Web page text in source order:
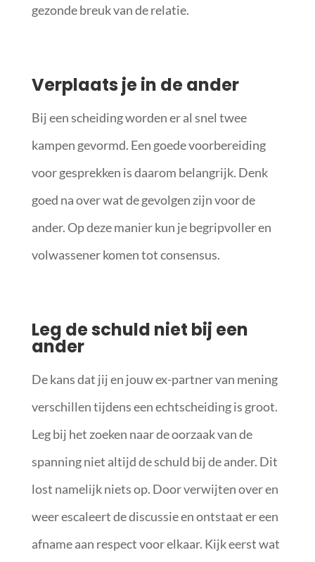
gezonde breuk van de relatie.
Verplaats je in de ander
Bij een scheiding worden er al snel twee
kampen gevormd. Een goede voorbereiding
voor gesprekken is daarom belangrijk. Denk
goed na over wat de gevolgen zijn voor de
ander. Op deze manier kun je begripvoller en
volwassener komen tot consensus.
Leg de schuld niet bij een
ander
De kans dat jij en jouw ex-partner van mening
verschillen tijdens een echtscheiding is groot.
Leg bij het zoeken naar de oorzaak van de
spanning niet altijd de schuld bij de ander. Dit
lost namelijk niets op. Door verwijten over en
weer escaleert de discussie en ontstaat er een
afname aan respect voor elkaar. Kijk eerst wat